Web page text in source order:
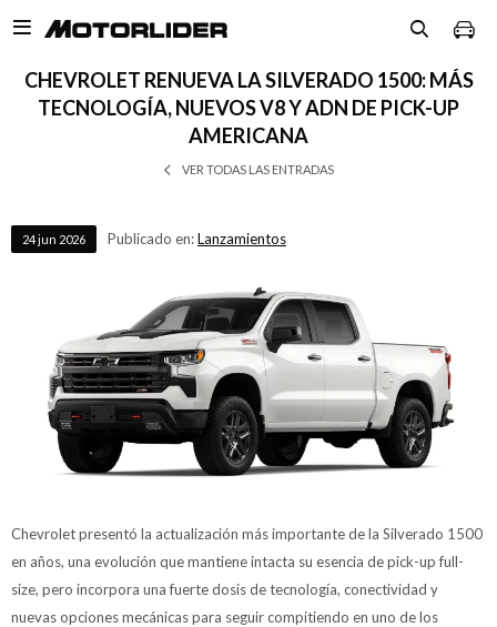

CHEVROLET RENUEVA LA SILVERADO 1500: MÁS
TECNOLOGÍA, NUEVOS V8 Y ADN DE PICK-UP
AMERICANA
VER TODAS LAS ENTRADAS
24jun 2026 Publicado en:Lanzamientos
Chevrolet presentó la actualización más importante de la Silverado 1500
en años, una evolución que mantiene intacta su esencia de pick-up full-
size, pero incorpora una fuerte dosis de tecnología, conectividad y
nuevas opciones mecánicas para seguir compitiendo en uno de los